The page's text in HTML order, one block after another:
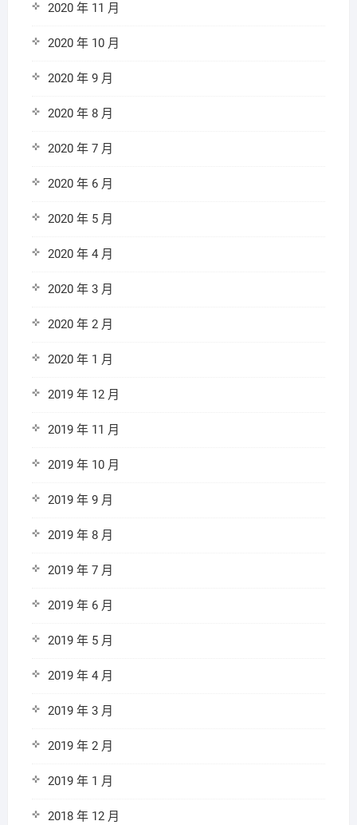
2020 年 11 月
2020 年 10 月
2020 年 9 月
2020 年 8 月
2020 年 7 月
2020 年 6 月
2020 年 5 月
2020 年 4 月
2020 年 3 月
2020 年 2 月
2020 年 1 月
2019 年 12 月
2019 年 11 月
2019 年 10 月
2019 年 9 月
2019 年 8 月
2019 年 7 月
2019 年 6 月
2019 年 5 月
2019 年 4 月
2019 年 3 月
2019 年 2 月
2019 年 1 月
2018 年 12 月